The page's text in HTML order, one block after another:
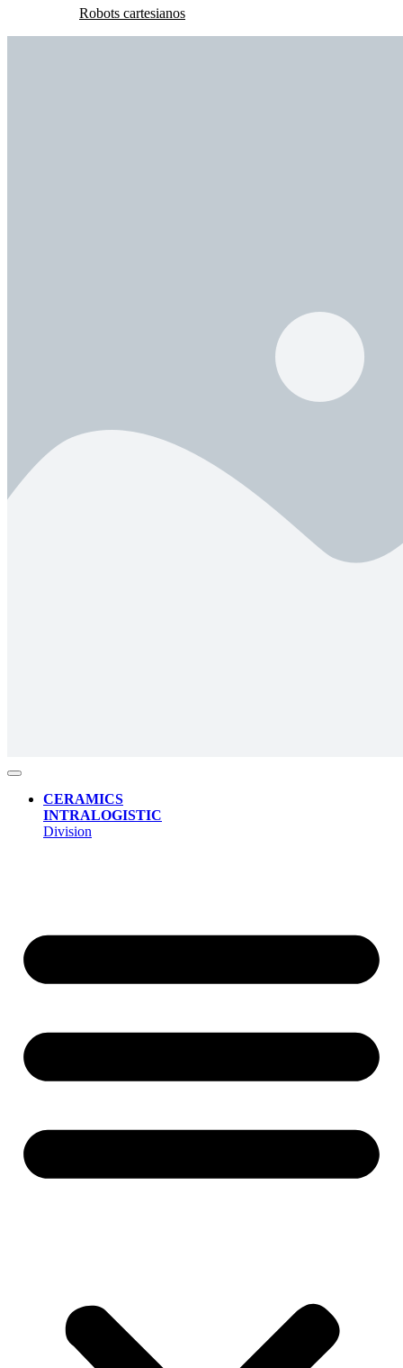
Robots cartesianos
CERAMICS
INTRALOGISTIC
Division